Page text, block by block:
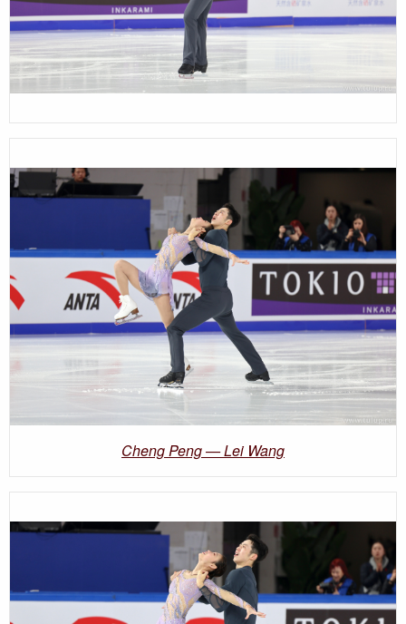
Cheng Peng — Lei Wang